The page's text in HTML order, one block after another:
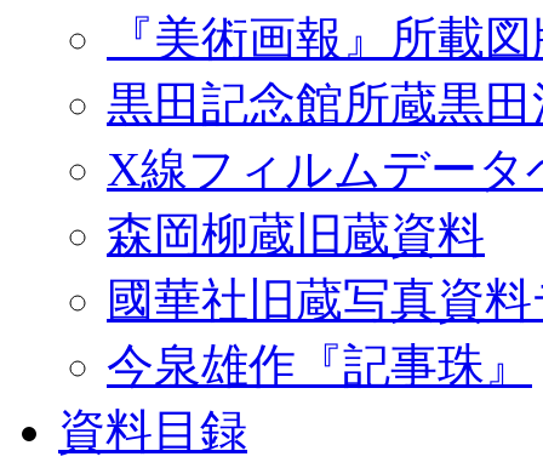
『美術画報』所載
黒田記念館所蔵黒
X線フィルムデータ
森岡柳蔵旧蔵資料
國華社旧蔵写真資
今泉雄作『記事珠』
資料目録